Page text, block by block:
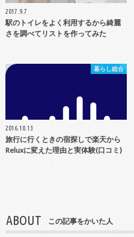
2017.9.7
駅のトイレをよく利用するから綺麗
さを調べてリストを作ってみた
暮らし総合
2016.10.13
旅行に行くときの宿探しで楽天から
Reluxに変えた理由と実体験(口コミ)
ABOUT この記事をかいた人